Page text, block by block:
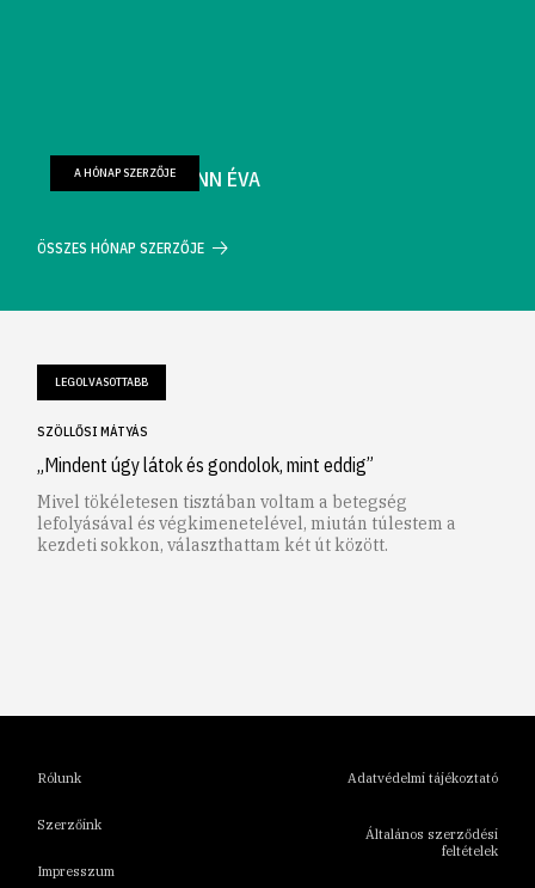
FARKAS WELLMANN ÉVA
A HÓNAP SZERZŐJE
ÖSSZES HÓNAP SZERZŐJE
LEGOLVASOTTABB
SZÖLLŐSI MÁTYÁS
„Mindent úgy látok és gondolok, mint eddig”
Mivel tökéletesen tisztában voltam a betegség
lefolyásával és végkimenetelével, miután túlestem a
kezdeti sokkon, választhattam két út között.
Rólunk
Szerzőink
Impresszum
Adatvédelmi tájékoztató
Általános szerződési
feltételek